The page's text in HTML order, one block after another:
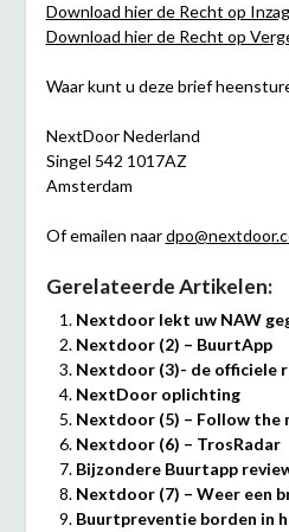
Download hier de Recht op
Download hier de Recht op
Waar kunt u deze brief
NextDoor Nederland
Singel 542 1017AZ
Amsterdam
Of emailen naar
Gerelateerde Artikelen:
Nextdoor lekt uw NAW
Nextdoor (2) – BuurtApp
Nextdoor (3)- de officiele
NextDoor oplichting
Nextdoor (5) – Follow the
Nextdoor (6) – TrosRadar
Bijzondere Buurtapp
Nextdoor (7) – Weer een
Buurtpreventie borden in